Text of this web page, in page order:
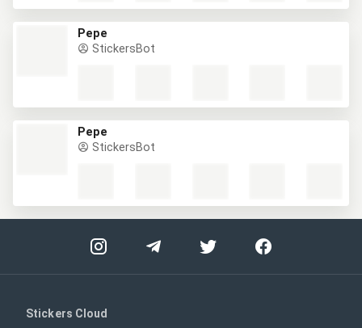
Pepe
StickersBot
Pepe
StickersBot
Stickers Cloud